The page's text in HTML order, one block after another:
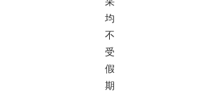
均
不
受
假
期